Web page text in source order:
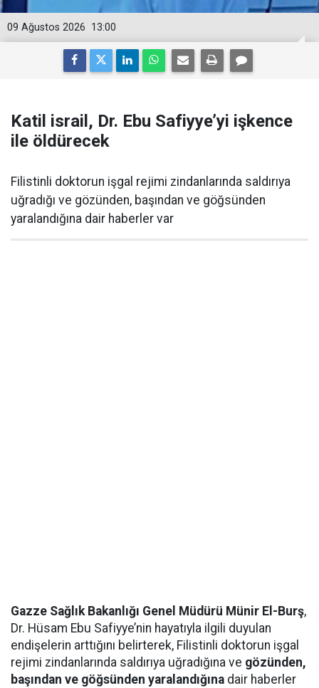
13:00
09 Ağustos 2026
Katil israil, Dr. Ebu Safiyye’yi işkence
ile öldürecek
Filistinli doktorun işgal rejimi zindanlarında saldırıya
uğradığı ve gözünden, başından ve göğsünden
yaralandığına dair haberler var
Gazze Sağlık Bakanlığı Genel Müdürü Münir El-Burş,
Dr. Hüsam Ebu Safiyye’nin hayatıyla ilgili duyulan
endişelerin arttığını belirterek, Filistinli doktorun işgal
rejimi zindanlarında saldırıya uğradığına ve gözünden,
başından ve göğsünden yaralandığına dair haberler